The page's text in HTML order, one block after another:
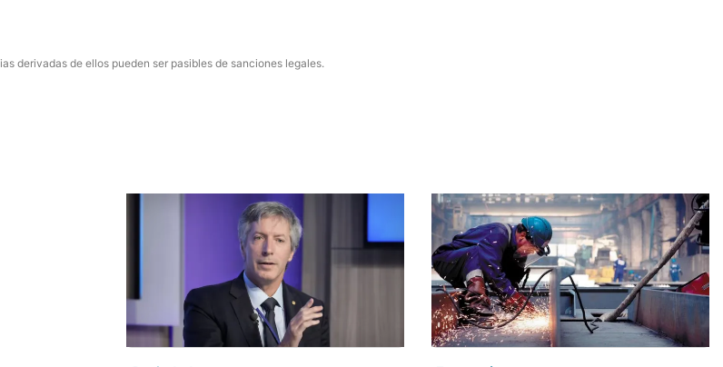
derivadas de ellos pueden ser pasibles de sanciones legales.